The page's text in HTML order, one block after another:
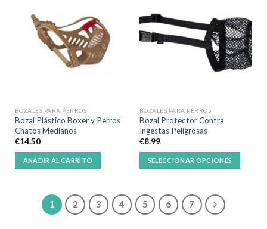
BOZALES PARA PERROS
Bozal Plástico Boxer y Perros
Chatos Medianos
€14.50
AÑADIR AL CARRITO
BOZALES PARA PERROS
Bozal Protector Contra
Ingestas Peligrosas
€8.99
SELECCIONAR OPCIONES
1 2 3 4 5 6 7